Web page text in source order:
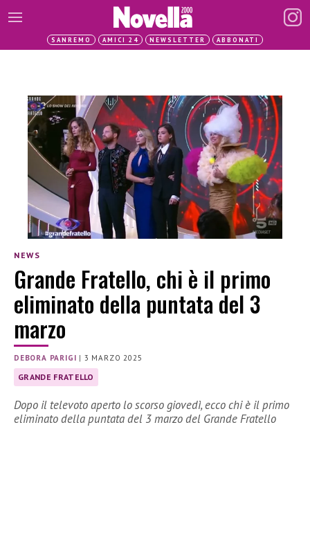
SANREMO AMICI 24 NEWSLETTER ABBONATI
NEWS
Grande Fratello, chi è il primo
eliminato della puntata del 3
marzo
DEBORA PARIGI | 3 MARZO 2025
GRANDE FRATELLO
Dopo il televoto aperto lo scorso giovedì, ecco chi è il primo
eliminato della puntata del 3 marzo del Grande Fratello